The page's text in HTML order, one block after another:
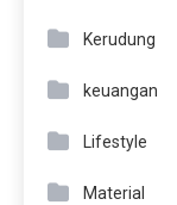
Kerudung
keuangan
Lifestyle
Material